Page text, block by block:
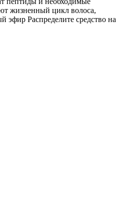
жизненный цикл волоса,
Распределите средство на